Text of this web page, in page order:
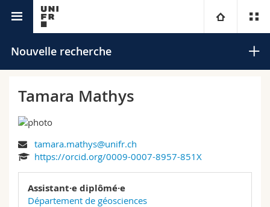
Université
Campus
Recherche
Droit
Vous êtes
Futurs étudiants
Ressources
Nouvelle recherche
Rechercher
Recherche avancée
Tamara Mathys
tamara.mathys@unifr.ch
https://orcid.org/0009-0007-8957-851X
Assistant·e diplômé·e
Département de géosciences